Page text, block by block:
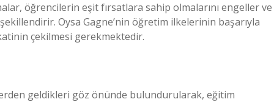
öğrencilerin eşit fırsatlara sahip olmalarını engeller ve
Oysa Gagne’nin öğretim ilkelerinin başarıyla
çekilmesi gerekmektedir.
geldikleri göz önünde bulundurularak, eğitim